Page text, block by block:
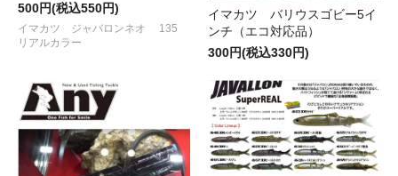
500円(税込550円)
イマカツ ジャバロンネオ 135
リアルカラー
イマカツ バリウスゴビー5イ
ンチ（エコ対応品）
300円(税込330円)